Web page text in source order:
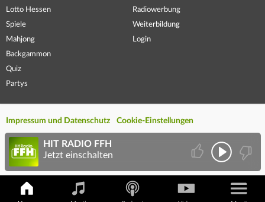
Lotto Hessen
Spiele
Mahjong
Backgammon
Quiz
Partys
Radiowerbung
Weiterbildung
Login
Impressum und Datenschutz Cookie-Einstellungen
HIT RADIO FFH
Jetzt einschalten